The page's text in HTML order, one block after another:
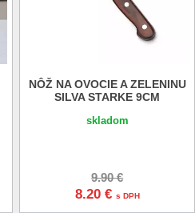
NÔŽ NA OVOCIE A ZELENINU
SILVA STARKE 9CM
skladom
9.90 €
8.20 € s DPH